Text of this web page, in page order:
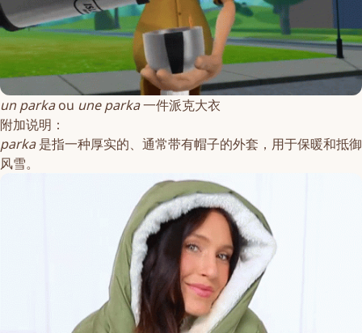
unparkaou uneparka一件派克大衣
附加说明：
parka是指一种厚实的、通常带有帽子的外套，用于保暖和抵御
风雪。